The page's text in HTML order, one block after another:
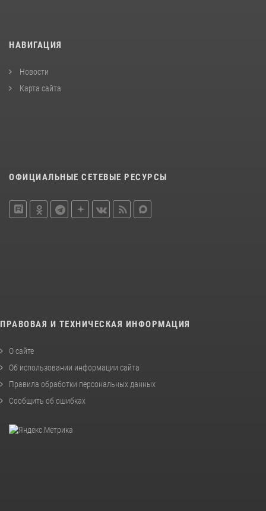
НАВИГАЦИЯ
Новости
Карта сайта
ОФИЦИАЛЬНЫЕ СЕТЕВЫЕ РЕСУРСЫ
ПРАВОВАЯ И ТЕХНИЧЕСКАЯ ИНФОРМАЦИЯ
О сайте
Об использовании информации сайта
Правила обработки персональных данных
Сообщить об ошибках